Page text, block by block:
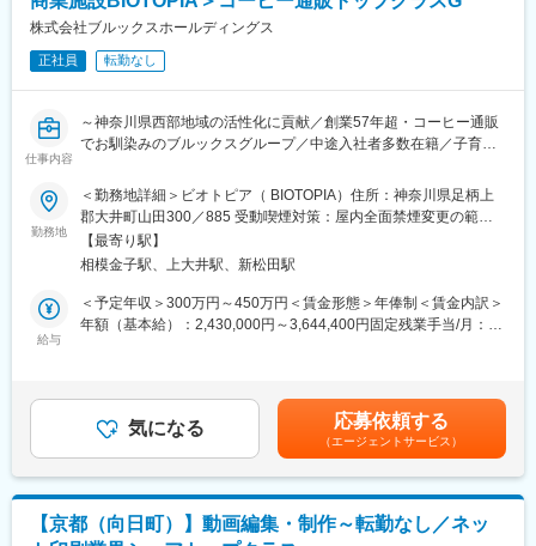
変更の範囲：本文参照
やり取りを行っています。
圧倒的に多くのクリエイターと作品に関わることが何よりのやり
がいです。
同時に自分たちの働く環境にも目を向けており、出社は週１～２
程度。働きやすい環境を作り上げています。
▼新規営業・顧客開拓
・ゲーム開発会社・グッズ制作会社への新規アプローチ
・半年で2～3件の新規クライアント開拓
▼提案・企画
・クライアント要望のヒアリング（7～8割は指示あり／2～3割は
・イラスト・モーション制作の企画提案
▼品質・納品管理
・成果物のクオリティチェック
・クライアントフィードバック対応
▼顧客管理
・約10社を並行担当
株式会社ブルックスホールディングス
正社員 転勤なし
仕事内容
～神奈川県西部地域の活性化に貢献／創業57年超・コーヒー通販
でお馴染みのブルックスグループ／中途入社者多数在籍／子育て
年休120日～
■業務内容：
当社が運営する BIOTOPIA（ビオトピア） は、食・運動・癒しを
通じて「未病改善」の体験を提供する総合施設です。
東京ドーム13個分に相当する広大で自然豊かな敷地を活かし、地
元食材を使った体に優しい料理を提供するレストラン、健康維
より多くの方にBIOTOPIAの魅力を届けるため、当施設では春と秋
の年2回、大型PRイベントを開催 しており、
今回募集するポジションでは、これら 2つの大型イベントを中心
勤務地
＜勤務地詳細＞ビオトピア（ BIOTOPIA）住所：神奈川県足柄上
郡大井町山田300／885 受動喫煙対策：屋内全面禁煙変更の範
囲：会社の定める事業所
【最寄り駅】
相模金子駅、上大井駅、新松田駅
給与
＜予定年収＞300万円～450万円＜賃金形態＞年俸制＜賃金内訳＞
年額（基本給）：2,430,000円～3,644,400円固定残業手当/月：
補足＞※経験・能力・前職給与を考慮のうえ、給与額を決定しま
す。■給与改定：年1回（12月）賃金はあくまでも目安の金額であ
り、選考を通じて上下する可能性があります。月給(月額)は固定手
当を含めた表記です。
気になる 応募依頼する
（エージェントサービス）
【京都（向日町）】動画編集・制作～転勤なし／ネッ